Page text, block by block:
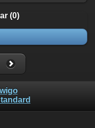
(0)